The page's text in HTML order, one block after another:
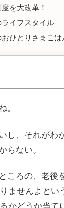
を大改革！
ライフスタイル
おひとりさまごは
。
し、それがわ
らない。
ころの、老後
ませんよとい
かどうか当て